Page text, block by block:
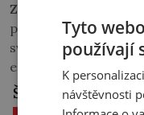
Zdroje informací:
portugalskeho-krale-
sveho-chote-kytici/
essentials/history-
Štítky:
Tyto
používají
K
návštěvnosti